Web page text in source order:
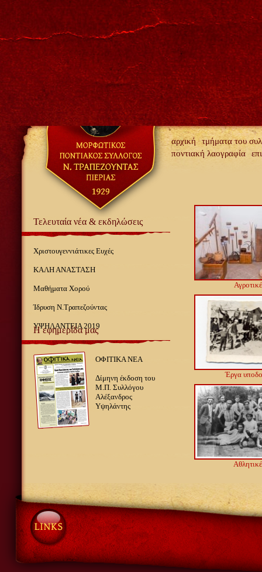
αρχική
τμήματα του
ποντιακή λαογραφία
Τελευταία νέα & εκδηλώσεις
Χριστουγεννιάτικες Ευχές
ΚΑΛΗ ΑΝΑΣΤΑΣΗ
Μαθήματα Χορού
Ίδρυση Ν.Τραπεζούντας
ΥΨΗΛΑΝΤΕΙΑ 2019
Η εφημερίδα μας
ΟΦΙΤΙΚΑ ΝΕΑ
Δίμηνη έκδοση του
Μ.Π. Συλλόγου
Αλέξανδρος
Υψηλάντης
Έργα